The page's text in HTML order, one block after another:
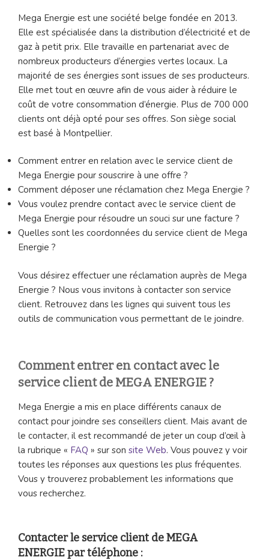
Mega Energie est une société belge fondée en 2013.
Elle est spécialisée dans la distribution d’électricité et de
gaz à petit prix. Elle travaille en partenariat avec de
nombreux producteurs d’énergies vertes locaux. La
majorité de ses énergies sont issues de ses producteurs.
Elle met tout en œuvre afin de vous aider à réduire le
coût de votre consommation d’énergie. Plus de 700 000
clients ont déjà opté pour ses offres. Son siège social
est basé à Montpellier.
Comment entrer en relation avec le service client de
Mega Energie pour souscrire à une offre ?
Comment déposer une réclamation chez Mega Energie ?
Vous voulez prendre contact avec le service client de
Mega Energie pour résoudre un souci sur une facture ?
Quelles sont les coordonnées du service client de Mega
Energie ?
Vous désirez effectuer une réclamation auprès de Mega
Energie ? Nous vous invitons à contacter son service
client. Retrouvez dans les lignes qui suivent tous les
outils de communication vous permettant de le joindre.
Comment entrer en contact avec le
service client de MEGA ENERGIE ?
Mega Energie a mis en place différents canaux de
contact pour joindre ses conseillers client. Mais avant de
le contacter, il est recommandé de jeter un coup d’œil à
la rubrique « FAQ » sur son site Web. Vous pouvez y voir
toutes les réponses aux questions les plus fréquentes.
Vous y trouverez probablement les informations que
vous recherchez.
Contacter le service client de MEGA
ENERGIE par téléphone :